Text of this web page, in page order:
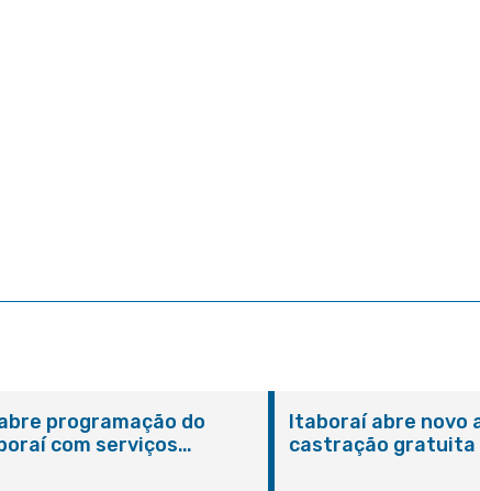
programação do
com serviços
Itaboraí abre novo
castração gratuita